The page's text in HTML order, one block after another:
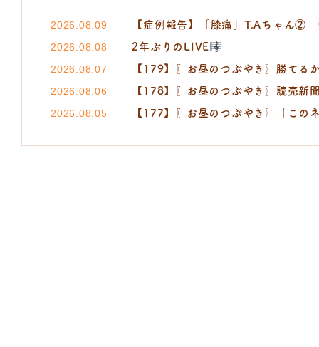
2026.08.09 【症例報告】「膝痛」T.Aちゃ
2026.08.08 2年ぶりのLIVE
2026.08.07 【179】〖お昼のつぶやき〗勝て
2026.08.06 【178】〖お昼のつぶやき〗読売新聞 小
2026.08.05 【177】〖お昼のつぶやき〗「この